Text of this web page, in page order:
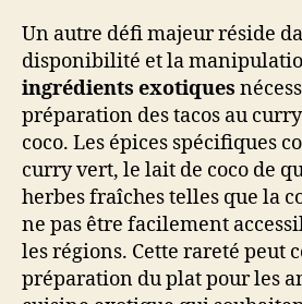
Un autre défi majeur réside
disponibilité et la
ingrédients exotiques
préparation des tacos au
coco. Les épices spécifiques
curry vert, le lait de coco de
herbes fraîches telles que la
ne pas être facilement
les régions. Cette rareté peut
préparation du plat pour les